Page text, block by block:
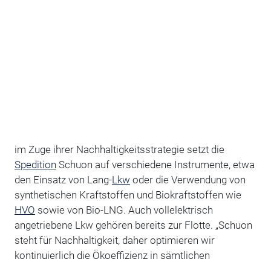
im Zuge ihrer Nachhaltigkeitsstrategie setzt die
Spedition Schuon auf verschiedene Instrumente, etwa
den Einsatz von Lang-Lkw oder die Verwendung von
synthetischen Kraftstoffen und Biokraftstoffen wie
HVO sowie von Bio-LNG. Auch vollelektrisch
angetriebene Lkw gehören bereits zur Flotte. „Schuon
steht für Nachhaltigkeit, daher optimieren wir
kontinuierlich die Ökoeffizienz in sämtlichen